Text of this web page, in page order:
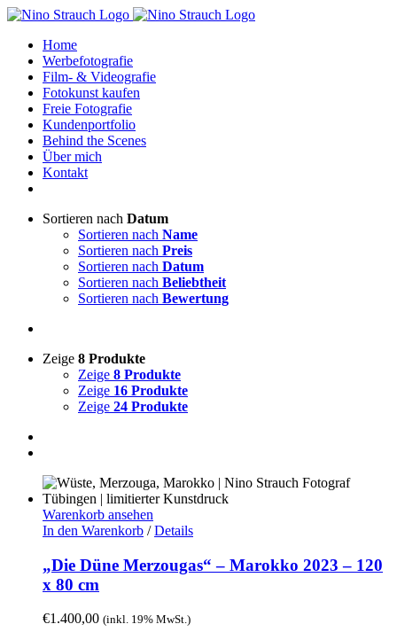
Zum
springenHome
Werbefotografie
Film- & Videografie
Fotokunst kaufen
Freie Fotografie
Kundenportfolio
Behind the Scenes
Über mich
Kontakt
Sortieren nach Datum
Sortieren nach Name
Sortieren nach Preis
Sortieren nach Datum
Sortieren nach Beliebtheit
Sortieren nach Bewertung
Zeige 8 Produkte
Zeige 8 Produkte
Zeige 16 Produkte
Zeige 24 Produkte
Warenkorb ansehen
In den Warenkorb / Details
„Die Düne Merzougas“ – Marokko 2023 – 120
x 80 cm
€1.400,00 (inkl. 19% MwSt.)